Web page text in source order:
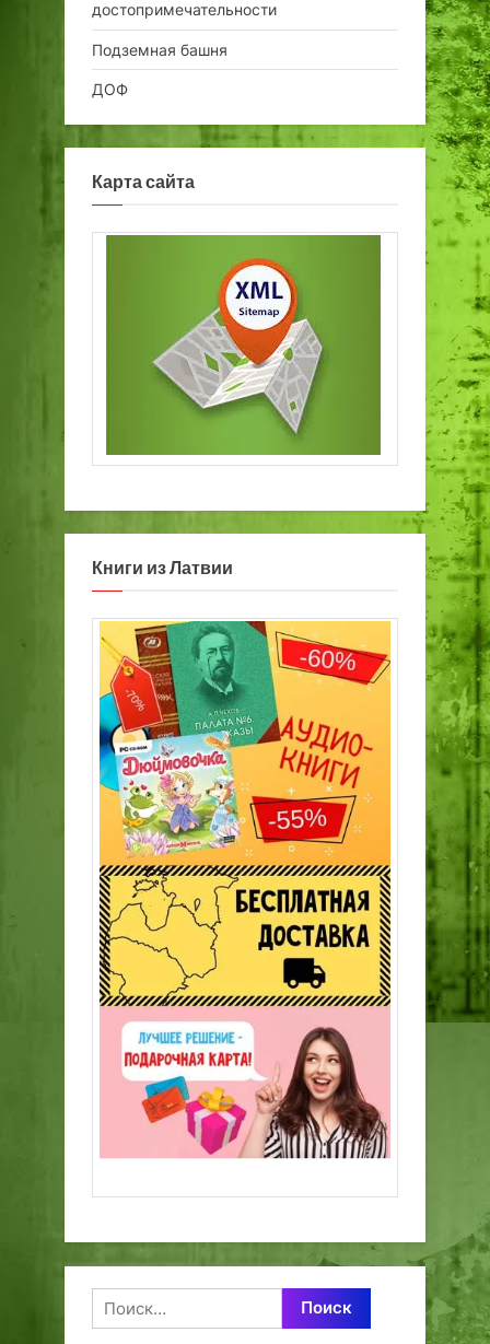
достопримечательности
Подземная башня
ДОФ
Карта сайта
Книги из Латвии
Найти: